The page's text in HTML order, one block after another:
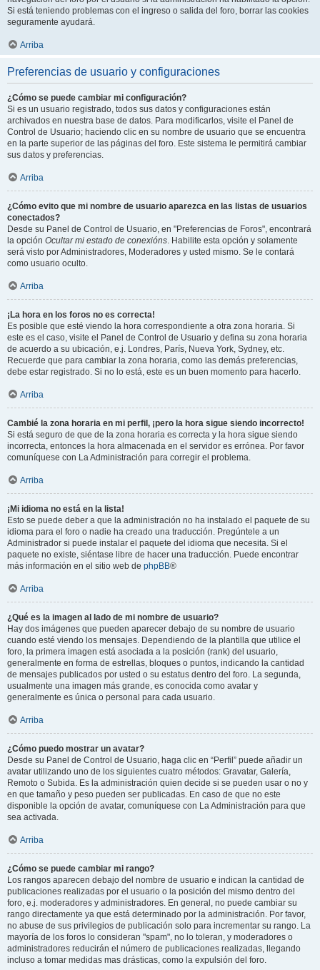
Si está teniendo problemas con el ingreso o salida del foro, borrar las cookies
seguramente ayudará.
Arriba
Preferencias de usuario y configuraciones
¿Cómo se puede cambiar mi configuración?
Si es un usuario registrado, todos sus datos y configuraciones están
archivados en nuestra base de datos. Para modificarlos, visite el Panel de
Control de Usuario; haciendo clic en su nombre de usuario que se encuentra
en la parte superior de las páginas del foro. Este sistema le permitirá cambiar
sus datos y preferencias.
Arriba
¿Cómo evito que mi nombre de usuario aparezca en las listas de usuarios
conectados?
Desde su Panel de Control de Usuario, en "Preferencias de Foros", encontrará
la opción Ocultar mi estado de conexións. Habilite esta opción y solamente
será visto por Administradores, Moderadores y usted mismo. Se le contará
como usuario oculto.
Arriba
¡La hora en los foros no es correcta!
Es posible que esté viendo la hora correspondiente a otra zona horaria. Si
este es el caso, visite el Panel de Control de Usuario y defina su zona horaria
de acuerdo a su ubicación, e.j. Londres, París, Nueva York, Sydney, etc.
Recuerde que para cambiar la zona horaria, como las demás preferencias,
debe estar registrado. Si no lo está, este es un buen momento para hacerlo.
Arriba
Cambié la zona horaria en mi perfil, ¡pero la hora sigue siendo incorrecto!
Si está seguro de que de la zona horaria es correcta y la hora sigue siendo
incorrecta, entonces la hora almacenada en el servidor es errónea. Por favor
comuníquese con La Administración para corregir el problema.
Arriba
¡Mi idioma no está en la lista!
Esto se puede deber a que la administración no ha instalado el paquete de su
idioma para el foro o nadie ha creado una traducción. Pregúntele a un
Administrador si puede instalar el paquete del idioma que necesita. Si el
paquete no existe, siéntase libre de hacer una traducción. Puede encontrar
más información en el sitio web de phpBB®
Arriba
¿Qué es la imagen al lado de mi nombre de usuario?
Hay dos imágenes que pueden aparecer debajo de su nombre de usuario
cuando esté viendo los mensajes. Dependiendo de la plantilla que utilice el
foro, la primera imagen está asociada a la posición (rank) del usuario,
generalmente en forma de estrellas, bloques o puntos, indicando la cantidad
de mensajes publicados por usted o su estatus dentro del foro. La segunda,
usualmente una imagen más grande, es conocida como avatar y
generalmente es única o personal para cada usuario.
Arriba
¿Cómo puedo mostrar un avatar?
Desde su Panel de Control de Usuario, haga clic en “Perfil” puede añadir un
avatar utilizando uno de los siguientes cuatro métodos: Gravatar, Galería,
Remoto o Subida. Es la administración quien decide si se pueden usar o no y
en que tamaño y peso pueden ser publicadas. En caso de que no este
disponible la opción de avatar, comuníquese con La Administración para que
sea activada.
Arriba
¿Cómo se puede cambiar mi rango?
Los rangos aparecen debajo del nombre de usuario e indican la cantidad de
publicaciones realizadas por el usuario o la posición del mismo dentro del
foro, e.j. moderadores y administradores. En general, no puede cambiar su
rango directamente ya que está determinado por la administración. Por favor,
no abuse de sus privilegios de publicación solo para incrementar su rango. La
mayoría de los foros lo consideran "spam", no lo toleran, y moderadores o
administradores reducirán el número de publicaciones realizadas, llegando
incluso a tomar medidas mas drásticas, como la expulsión del foro.